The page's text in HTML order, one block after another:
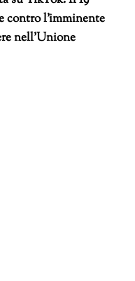
contro l’imminente
nell’Unione